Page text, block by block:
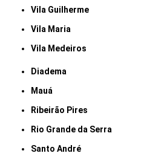
Vila Guilherme
Vila Maria
Vila Medeiros
Diadema
Mauá
Ribeirão Pires
Rio Grande da Serra
Santo André